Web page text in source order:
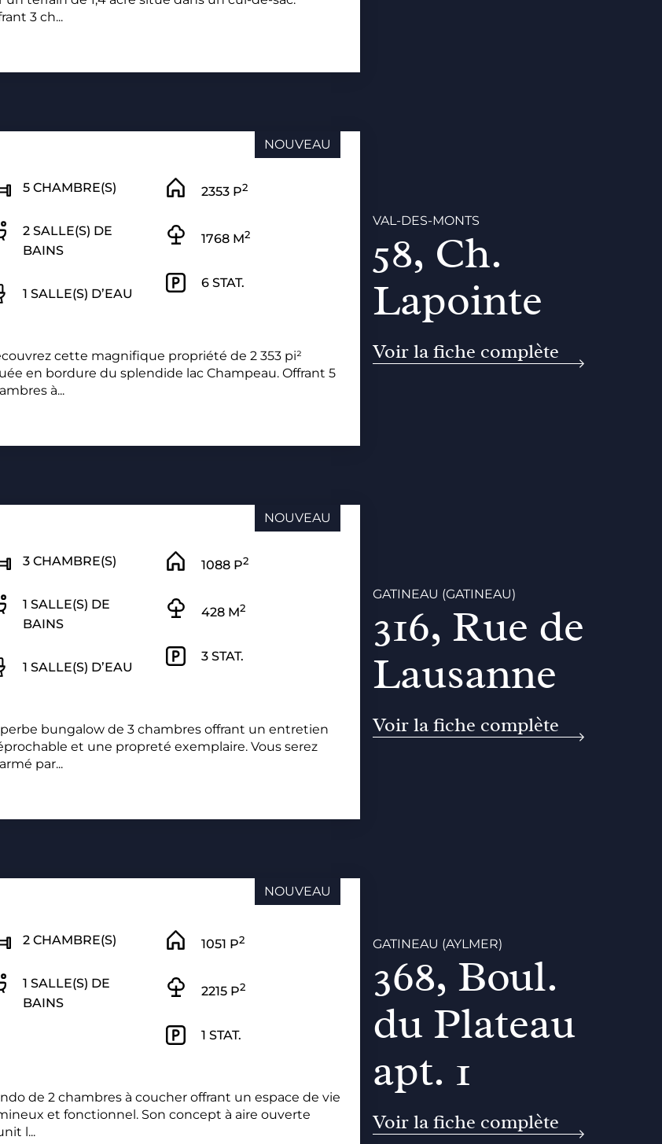
3 ch...
5 CHAMBRE(S)
2 SALLE(S) DE
BAINS
1 SALLE(S) D’EAU
2353 P2
1768 M2
6 STAT.
cette magnifique propriété de 2 353 pi²
en bordure du splendide lac Champeau. Offrant 5
à...
NOUVEAU
VAL-DES-MONTS
58, Ch.
Lapointe
Voir la fiche complète
3 CHAMBRE(S)
1 SALLE(S) DE
BAINS
1 SALLE(S) D’EAU
1088 P2
428 M2
3 STAT.
bungalow de 3 chambres offrant un entretien
et une propreté exemplaire. Vous serez
par...
NOUVEAU
GATINEAU (GATINEAU)
316, Rue de
Lausanne
Voir la fiche complète
2 CHAMBRE(S)
1 SALLE(S) DE
BAINS
1051 P2
2215 P2
1 STAT.
de 2 chambres à coucher offrant un espace de vie
et fonctionnel. Son concept à aire ouverte
l...
NOUVEAU
GATINEAU (AYLMER)
368, Boul.
du Plateau
apt. 1
Voir la fiche complète